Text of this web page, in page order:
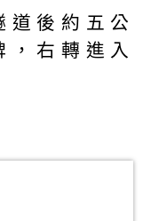
道後約五公
，右轉進入